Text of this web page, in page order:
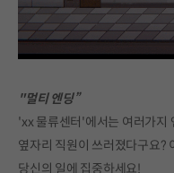
"멀티 엔딩”
'xx 물류센터'에서는 여러가지
옆자리 직원이 쓰러졌다구요?
당신의 일에 집중하세요!